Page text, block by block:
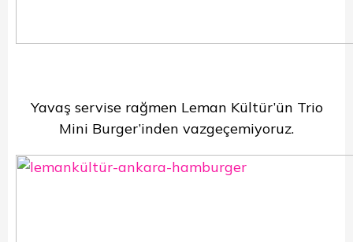
Yavaş servise rağmen Leman Kültür’ün Trio
Mini Burger’inden vazgeçemiyoruz.